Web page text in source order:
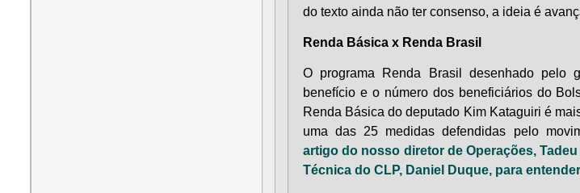
do texto ainda não ter consenso, a ideia é
Renda Básica x Renda Brasil
O programa Renda Brasil desenhado pelo
benefício e o número dos beneficiários do
Renda Básica do deputado Kim Kataguiri é
uma das 25 medidas defendidas pelo
artigo do nosso diretor de Operações,
Técnica do CLP, Daniel Duque, para